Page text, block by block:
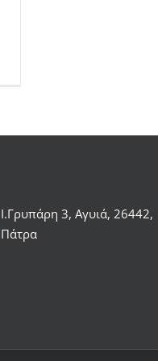
Ι.Γρυπάρη 3, Αγυιά, 26442,
Πάτρα